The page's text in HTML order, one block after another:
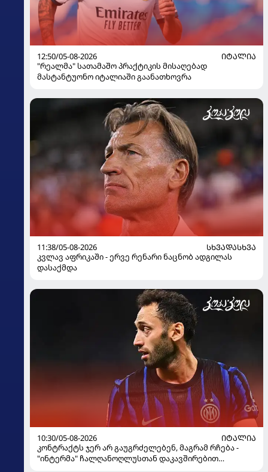
12:50/05-08-2026
ᲘᲢᲐᲚᲘᲐ
"რეალმა" სათამაშო პრაქტიკის მისაღებად
მასტანტუონო იტალიაში გაანათხოვრა
11:38/05-08-2026
ᲡᲮᲕᲐᲓᲐᲡᲮᲕᲐ
კვლავ აფრიკაში - ერვე რენარი ნაცნობ ადგილას
დასაქმდა
10:30/05-08-2026
ᲘᲢᲐᲚᲘᲐ
კონტრაქტს ჯერ არ გაუგრძელებენ, მაგრამ რჩება -
"ინტერმა" ჩალღანოღლუსთან დაკავშირებით